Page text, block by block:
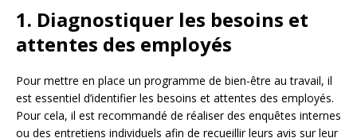
1. Diagnostiquer les besoins et
attentes des employés
Pour mettre en place un programme de bien-être au travail, il
est essentiel d’identifier les besoins et attentes des employés.
Pour cela, il est recommandé de réaliser des enquêtes internes
ou des entretiens individuels afin de recueillir leurs avis sur leur